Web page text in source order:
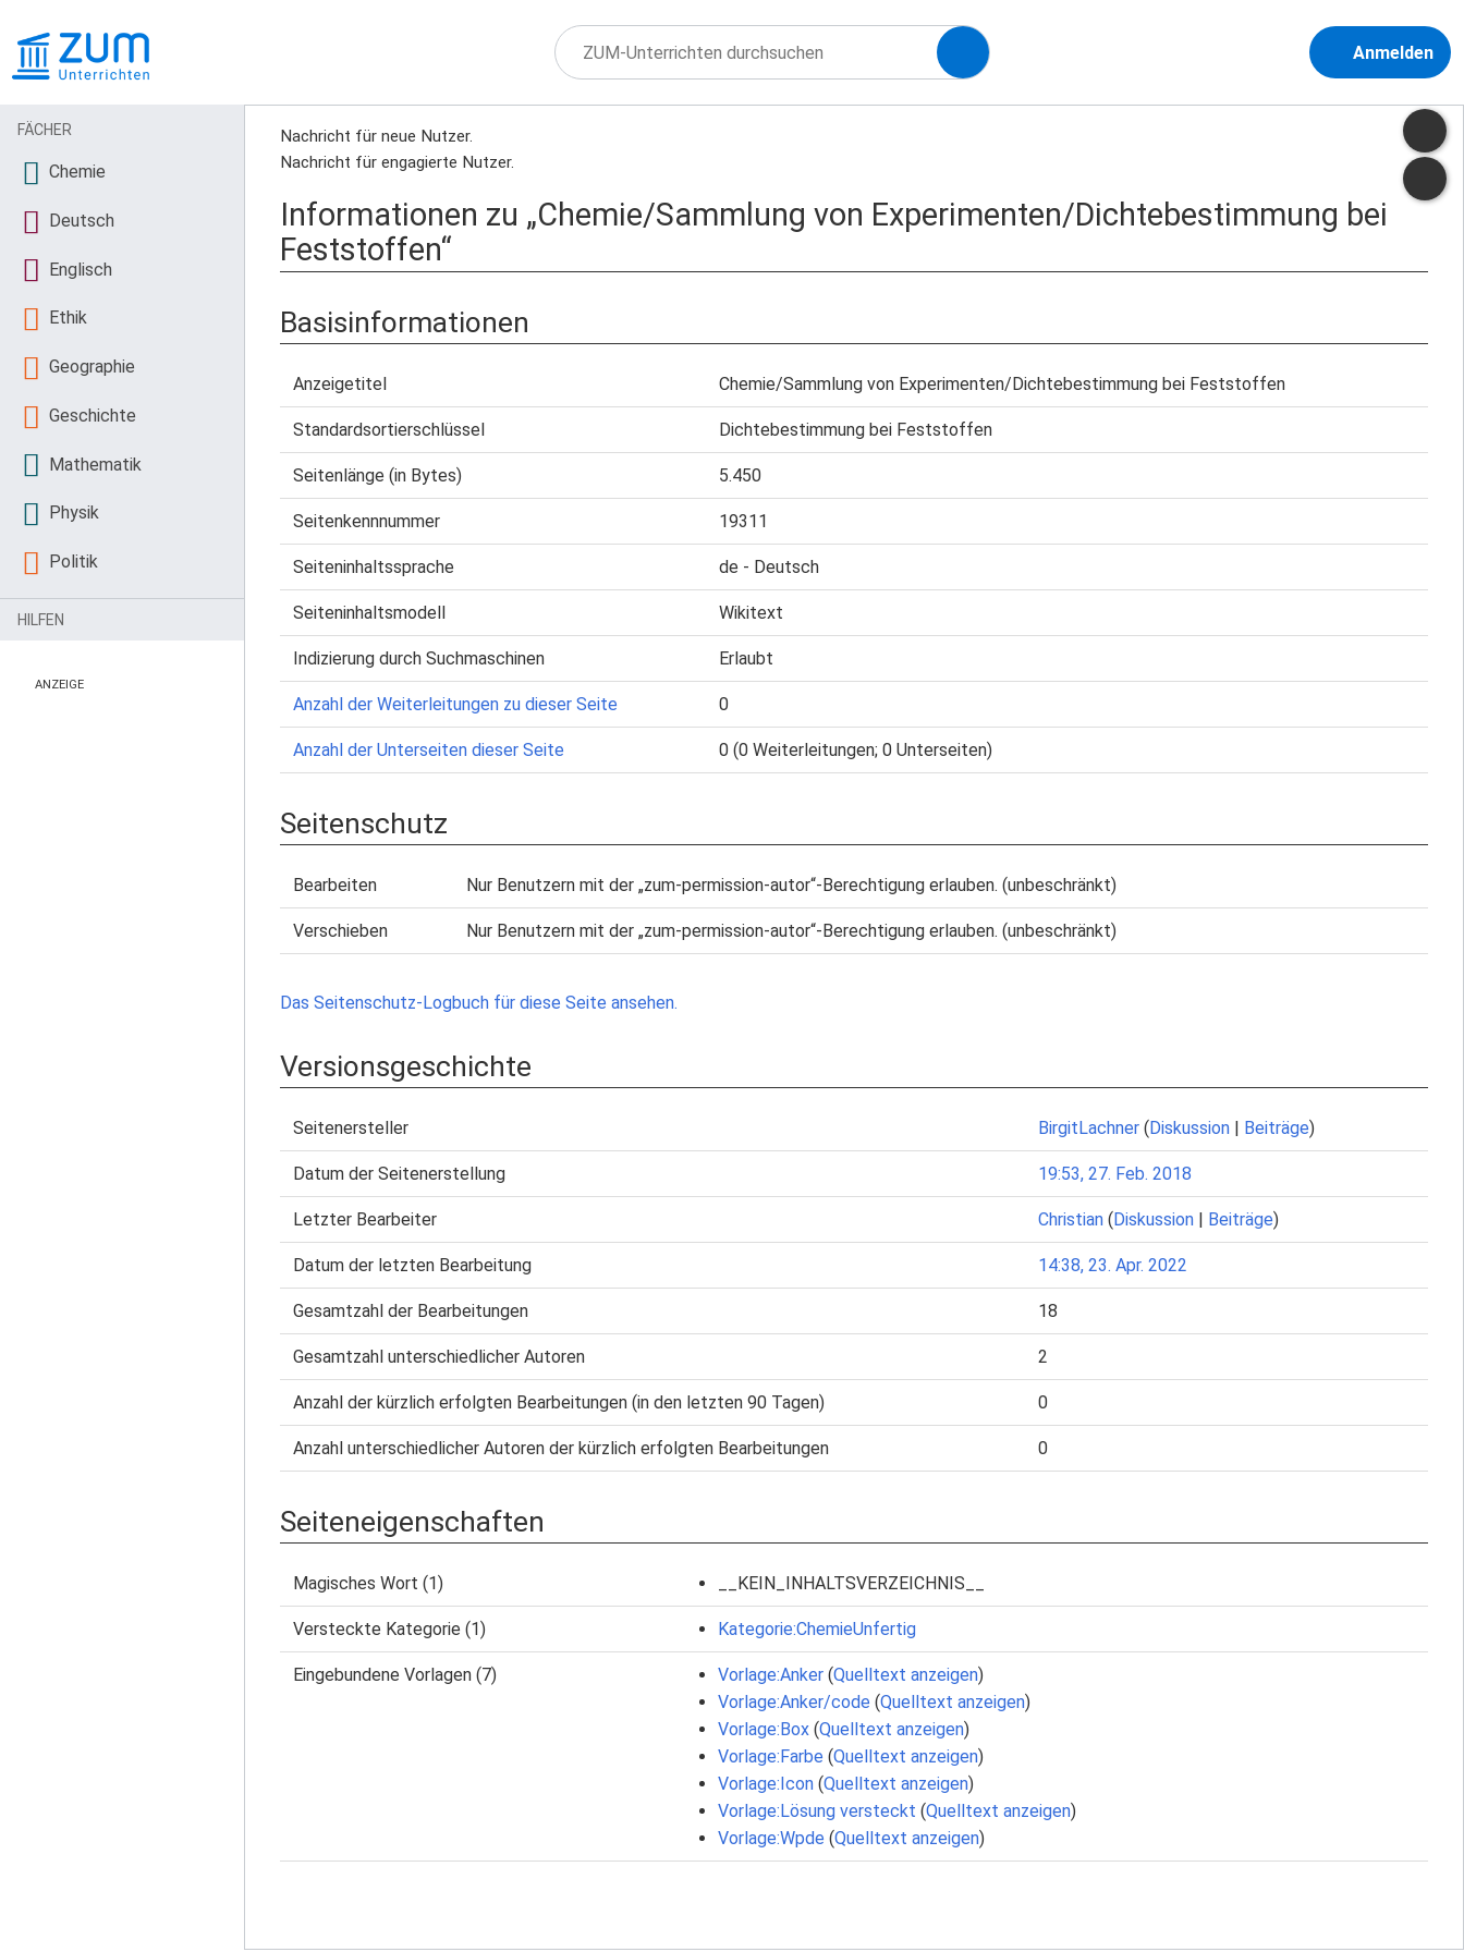
Anmelden
Nachricht für neue Nutzer.
Nachricht für engagierte Nutzer.
Informationen zu „Chemie/Sammlung von Experimenten/Dichtebestimmung bei
Feststoffen“
Basisinformationen
Anzeigetitel Chemie/Sammlung von Experimenten/Dichtebestimmung bei Feststoffen
Standardsortierschlüssel Dichtebestimmung bei Feststoffen
Seitenlänge (in Bytes) 5.450
Seitenkennnummer 19311
Seiteninhaltssprache de - Deutsch
Seiteninhaltsmodell Wikitext
Indizierung durch Suchmaschinen Erlaubt
Anzahl der Weiterleitungen zu dieser Seite 0
Anzahl der Unterseiten dieser Seite 0 (0 Weiterleitungen; 0 Unterseiten)
Seitenschutz
Bearbeiten Nur Benutzern mit der „zum-permission-autor“-Berechtigung erlauben. (unbeschränkt)
Verschieben Nur Benutzern mit der „zum-permission-autor“-Berechtigung erlauben. (unbeschränkt)
Das Seitenschutz-Logbuch für diese Seite ansehen.
Versionsgeschichte
Seitenersteller BirgitLachner (Diskussion | Beiträge)
Datum der Seitenerstellung 19:53, 27. Feb. 2018
Letzter Bearbeiter Christian (Diskussion | Beiträge)
Datum der letzten Bearbeitung 14:38, 23. Apr. 2022
Gesamtzahl der Bearbeitungen 18
Gesamtzahl unterschiedlicher Autoren 2
Anzahl der kürzlich erfolgten Bearbeitungen (in den letzten 90 Tagen) 0
Anzahl unterschiedlicher Autoren der kürzlich erfolgten Bearbeitungen 0
Seiteneigenschaften
Magisches Wort (1) __KEIN_INHALTSVERZEICHNIS__
Versteckte Kategorie (1) Kategorie:ChemieUnfertig
Eingebundene Vorlagen (7) Vorlage:Anker (Quelltext anzeigen)
Vorlage:Anker/code (Quelltext anzeigen)
Vorlage:Box (Quelltext anzeigen)
Vorlage:Farbe (Quelltext anzeigen)
Vorlage:Icon (Quelltext anzeigen)
Vorlage:Lösung versteckt (Quelltext anzeigen)
Vorlage:Wpde (Quelltext anzeigen)
FÄCHER
Chemie
Deutsch
Englisch
Ethik
Geographie
Geschichte
Mathematik
Physik
Politik
HILFEN
ANZEIGE